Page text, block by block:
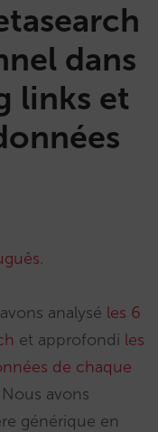
dans
links et
.
analysé les 6
et approfondi les
de chaque
avons
générique en